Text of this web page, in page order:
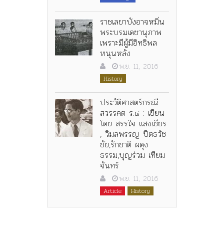
ราชเลขาบังอาจหมิ่น
พระบรมเดชานุภาพ
เพราะมีผู้มีอิทธิพล
หนุนหลัง
พ.ย. 11, 2016
History
ประวัติศาสตร์กรณี
สวรรคต ร.๘ : เขียน
โดย สรรใจ แสงเชียร
, วิมลพรรญ ปีตธวัช
ชัย,รักชาติ ผดุง
ธรรม,บุญร่วม เทียม
จันทร์
พ.ย. 11, 2016
Article History